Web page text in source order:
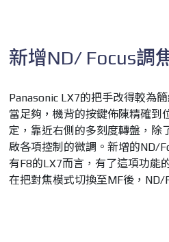
新增ND/ Focus調
Panasonic LX7的把手改得較為
當足夠，機背的按鍵佈陳精確到
定，靠近右側的多刻度轉盤，除
啟各項控制的微調。新增的ND/
有F8的LX7而言，有了這項功能
在把對焦模式切換至MF後，ND/